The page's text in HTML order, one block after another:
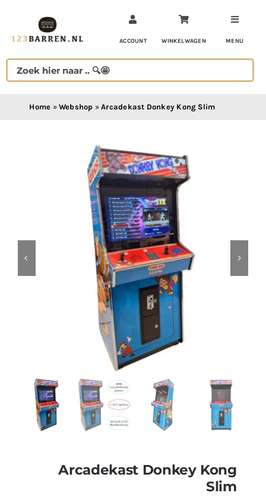
inhoud
ACCOUNT WINKELWAGEN MENU
Home » Webshop »Arcadekast Donkey Kong Slim
Arcadekast Donkey Kong
Slim